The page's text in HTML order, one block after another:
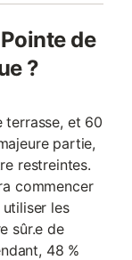
de
?
terrasse, et 60
partie,
restreintes.
commencer
les
sûr.e de
48 %